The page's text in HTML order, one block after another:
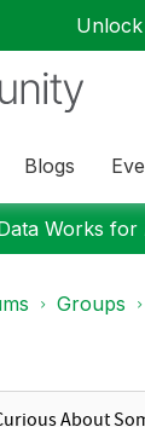
Blogs
Works for
Groups